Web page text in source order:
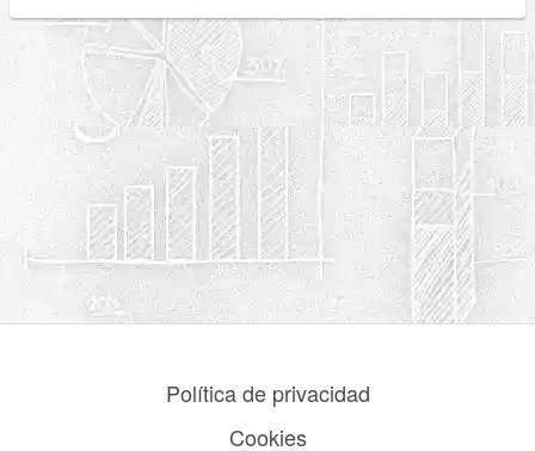
Política de privacidad
Cookies